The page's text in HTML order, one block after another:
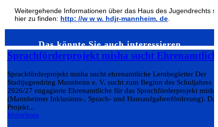
Weitergehende Informationen über das Haus des Jugendrechts
hier zu finden: http: //w w w. hdjr-mannheim. de.
Das könnte Sie auch interessieren…
Sprachförderprojekt misha sucht
Sprachförderprojekt misha sucht ehrenamtliche Lernbegleiter Der
Stadtjugendring Mannheim e. V. sucht zum Beginn des Schuljahres
2026/27 engagierte Ehrenamtliche für das Sprachförderprojekt misha
(Mannheimer Inklusions-, Sprach- und Hausaufgabenförderung).
Projekt...
Weiterlesen